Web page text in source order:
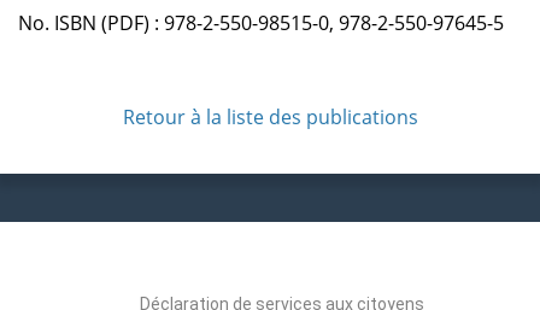
No. ISBN (PDF) : 978-2-550-98515-0, 978-2-550-97645-5
Retour à la liste des publications
Déclaration de services aux citoyens